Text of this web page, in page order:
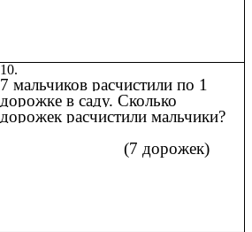
10.
7 мальчиков расчистили по 1
дорожке в саду. Сколько
дорожек расчистили мальчики?
(7 дорожек)